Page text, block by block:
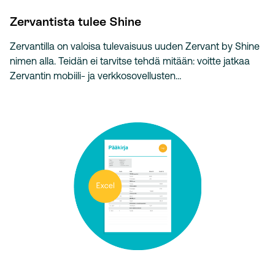
Zervantista tulee Shine
Zervantilla on valoisa tulevaisuus uuden Zervant by Shine
nimen alla. Teidän ei tarvitse tehdä mitään: voitte jatkaa
Zervantin mobiili- ja verkkosovellusten…